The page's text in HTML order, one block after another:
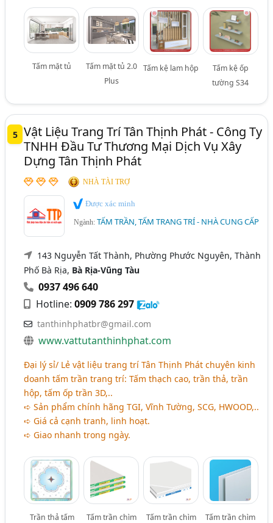
Tấm mặt tủ
Tấm mặt tủ 2.0
Plus
Tấm kệ lam hộp
Tấm kệ ốp
tường S34
5 Vật Liệu Trang Trí Tân Thịnh Phát - Công Ty
TNHH Đầu Tư Thương Mại Dịch Vụ Xây
Dựng Tân Thịnh Phát
NHÀ TÀI TRỢ
Được xác minh
Ngành:TẤM TRẦN, TẤM TRANG TRÍ - NHÀ CUNG CẤP
143 Nguyễn Tất Thành, Phường Phước Nguyên, Thành
Phố Bà Rịa, Bà Rịa-Vũng Tàu
0937 496 640
Hotline:0909 786 297
tanthinhphatbr@gmail.com
www.vattutanthinhphat.com
Đại lý sỉ/ Lẻ vật liệu trang trí Tân Thịnh Phát chuyên kinh
doanh tấm trần trang trí: Tấm thạch cao, trần thả, trần
hộp, tấm ốp trần 3D,..
➪ Sản phẩm chính hãng TGI, Vĩnh Tường, SCG, HWOOD,..
➪ Giá cả cạnh tranh, linh hoạt.
➪ Giao nhanh trong ngày.
Trần thả tấm
Tấm trần chìm
Tấm trần chìm
Tấm trần chìm